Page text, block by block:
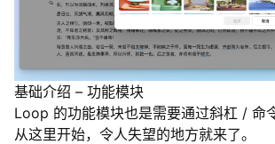
基础介绍 – 功能模块
Loop 的功能模块也是需要通过斜杠 / 命
从这里开始，令人失望的地方就来了。